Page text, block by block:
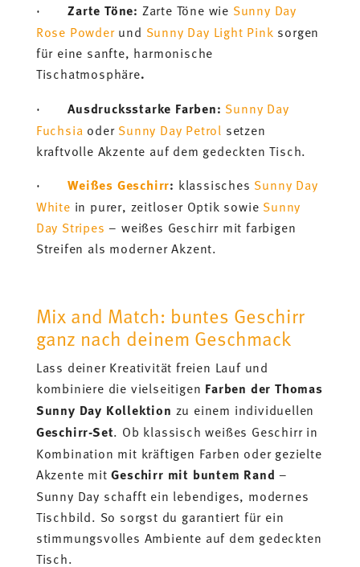
·Zarte Töne: Zarte Töne wie Sunny Day
Rose Powderund Sunny Day Light Pink sorgen
für eine sanfte, harmonische
Tischatmosphäre.
·Ausdrucksstarke Farben: Sunny Day
Fuchsia oder Sunny Day Petrol setzen
kraftvolle Akzente auf dem gedeckten Tisch.
·Weißes Geschirr: klassisches Sunny Day
White in purer, zeitloser Optik sowie Sunny
Day Stripes – weißes Geschirr mit farbigen
Streifen als moderner Akzent.
Mix and Match: buntes Geschirr
ganz nach deinem Geschmack
Lass deiner Kreativität freien Lauf und
kombiniere die vielseitigen Farben der Thomas
Sunny Day Kollektion zu einem individuellen
Geschirr-Set. Ob klassisch weißes Geschirr in
Kombination mit kräftigen Farben oder gezielte
Akzente mitGeschirr mit buntem Rand –
Sunny Day schafft ein lebendiges, modernes
Tischbild. So sorgst du garantiert für ein
stimmungsvolles Ambiente auf dem gedeckten
Tisch.